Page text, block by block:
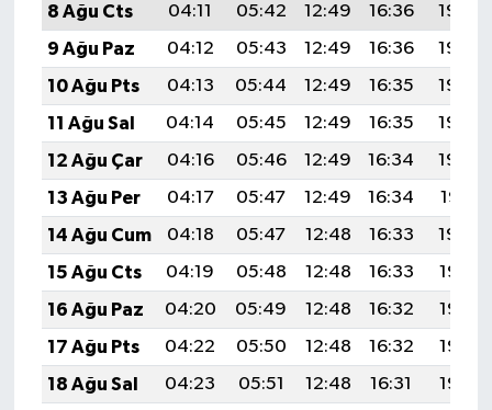
8 Ağu Cts
04:11 05:42 12:49 16:36
19:46
9 Ağu Paz
04:12 05:43 12:49 16:36
19:45
10 Ağu Pts
04:13 05:44 12:49 16:35
19:44
11 Ağu Sal
04:14 05:45 12:49 16:35
19:43
12 Ağu Çar
04:16 05:46 12:49 16:34
19:42
13 Ağu Per
04:17 05:47 12:49 16:34
19:41
14 Ağu Cum
04:18 05:47 12:48 16:33
19:40
15 Ağu Cts
04:19 05:48 12:48 16:33
19:38
16 Ağu Paz
04:20 05:49 12:48 16:32
19:37
17 Ağu Pts
04:22 05:50 12:48 16:32
19:36
18 Ağu Sal
04:23 05:51 12:48 16:31
19:35